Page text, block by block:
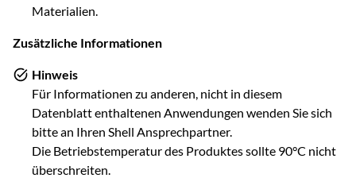
Materialien.
Zusätzliche Informationen
Hinweis
Für Informationen zu anderen, nicht in diesem
Datenblatt enthaltenen Anwendungen wenden Sie sich
bitte an Ihren Shell Ansprechpartner.
Die Betriebstemperatur des Produktes sollte 90°C nicht
überschreiten.